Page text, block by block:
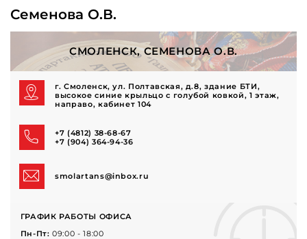
Семенова О.В.
СМОЛЕНСК, СЕМЕНОВА О.В.
г. Смоленск, ул. Полтавская, д.8, здание БТИ,
высокое синие крыльцо с голубой ковкой, 1 этаж,
направо, кабинет 104
+7 (4812) 38-68-67
+7 (904) 364-94-36
smolartans@inbox.ru
ГРАФИК РАБОТЫ ОФИСА
Пн-Пт: 09:00 - 18:00